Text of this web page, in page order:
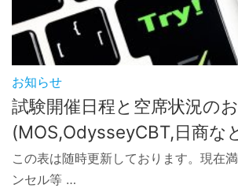
お知らせ
試験開催日程と空席状況の
(MOS,OdysseyCBT,日商な
この表は随時更新しております。現在
ンセル等 …